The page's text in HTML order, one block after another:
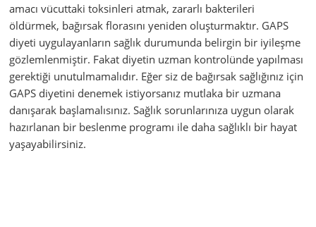
amacı vücuttaki toksinleri atmak, zararlı bakterileri
öldürmek, bağırsak florasını yeniden oluşturmaktır. GAPS
diyeti uygulayanların sağlık durumunda belirgin bir iyileşme
gözlemlenmiştir. Fakat diyetin uzman kontrolünde yapılması
gerektiği unutulmamalıdır. Eğer siz de bağırsak sağlığınız için
GAPS diyetini denemek istiyorsanız mutlaka bir uzmana
danışarak başlamalısınız. Sağlık sorunlarınıza uygun olarak
hazırlanan bir beslenme programı ile daha sağlıklı bir hayat
yaşayabilirsiniz.